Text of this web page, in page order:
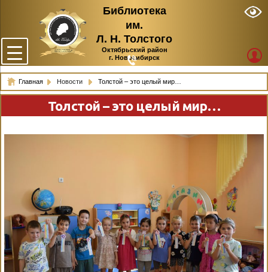
Библиотека
им.
Л. Н. Толстого
Октябрьский район
г. Новосибирск
Главная Новости Толстой – это целый мир…
Толстой – это целый мир…